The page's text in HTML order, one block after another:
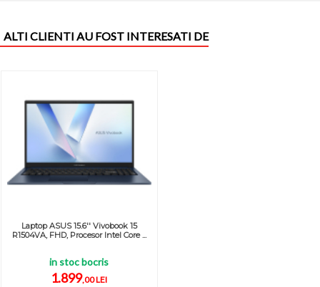
ALTI CLIENTI AU FOST INTERESATI DE
Laptop ASUS 15.6'' Vivobook 15
R1504VA, FHD, Procesor Intel Core ...
in stoc bocris
1.899,00 LEI